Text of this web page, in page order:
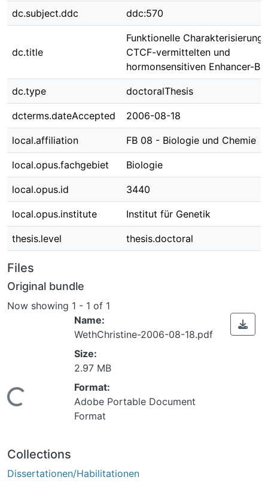
dc.subject.ddc ddc:570
dc.title
Funktionelle Charakterisierung
CTCF-vermittelten und
hormonsensitiven Enhancer-
dc.type doctoralThesis
dcterms.dateAccepted 2006-08-18
local.affiliation FB 08 - Biologie und Chemie
local.opus.fachgebiet Biologie
local.opus.id 3440
local.opus.institute Institut für Genetik
thesis.level thesis.doctoral
Files
Original bundle
Now showing 1 - 1 of 1
Name:
WethChristine-2006-08-18.pdf
Size:
2.97 MB
Format:
Adobe Portable Document
Format
Collections
Dissertationen/Habilitationen